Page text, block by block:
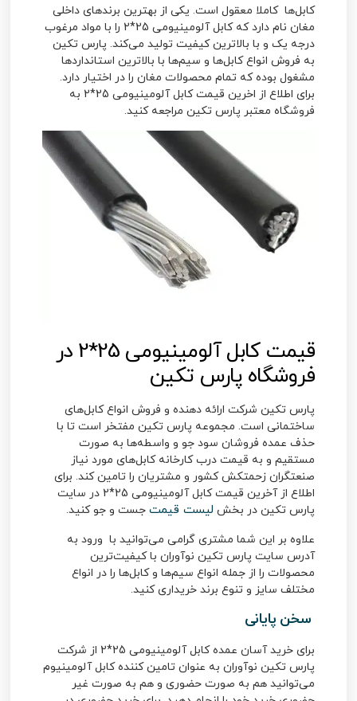
کابل‌ها کاملا معقول است. یکی از بهترین برندهای داخلی
مغان نام دارد کهکابل آلومینیومی 25*2
را با مواد مرغوب
درجه یک و با بالاترین کیفیت تولید می‌کند. پارس تکین
به فروش انواع کابل‌ها و سیم‌ها با بالاترین استانداردها
مشغول بوده که تمام محصولات مغان را در اختیار دارد.
برای اطلاع از اخرین قیمتکابل آلومینیومی 25*2
به
فروشگاه معتبر پارس تکین مراجعه کنید.
قیمت کابل آلومینیومی 25*2 در
فروشگاه پارس تکین
پارس تکین شرکت ارائه دهنده و فروش انواع کابل‌های
ساختمانی است. مجموعه پارس تکین مفتخر است تا با
حذف عمده فروشان سود جو و واسطه‌ها به صورت
مستقیم و به قیمت درب کارخانه کابل‌های مورد نیاز
صنعتگران زحمتکش کشور و مشتریان را تامین کند. برای
اطلاع از آخرین قیمت کابل آلومینیومی 25*2 در سایت
پارس تکین در بخش لیست قیمت جست و جو کنید.
علاوه بر این شما مشتری گرامی می‌توانید با ورود به
آدرس سایت پارس تکین نوآوران با کیفیت‌ترین
محصولات را از جمله انواع سیم‌ها و کابل‌ها را در انواع
مختلف سایز و تنوع برند خریداری کنید.
سخن پایانی
برای خرید آسان عمده کابل آلومینیومی 25*2 از شرکت
پارس تکین نوآوران به عنوان تامین کننده کابل آلومینیوم
می‌توانید هم به صورت حضوری و هم به صورت غیر